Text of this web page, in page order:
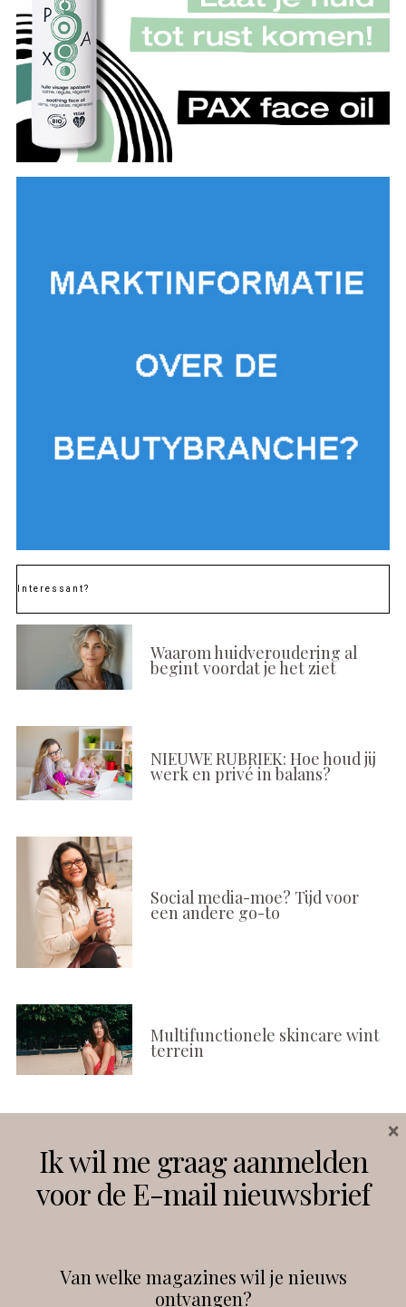
Interessant?
Waarom huidveroudering al
begint voordat je het ziet
NIEUWE RUBRIEK: Hoe houd jij
werk en privé in balans?
Social media-moe? Tijd voor
een andere go-to
Multifunctionele skincare wint
terrein
Instagram Facebook
Ik wil me graag aanmelden
voor de E-mail nieuwsbrief
Van welke magazines wil je nieuws
ontvangen?
×